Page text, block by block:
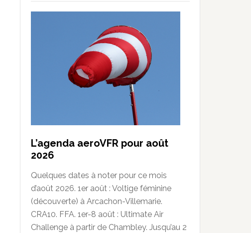
L’agenda aeroVFR pour août
2026
Quelques dates à noter pour ce mois
d’août 2026. 1er août : Voltige féminine
(découverte) à Arcachon-Villemarie.
CRA10. FFA. 1er-8 août : Ultimate Air
Challenge à partir de Chambley. Jusqu’au 2